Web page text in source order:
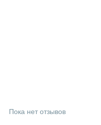
Пока нет отзывов